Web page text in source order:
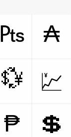
₧ ₳
💱 💹
₱ 💲